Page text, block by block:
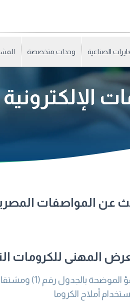
الصناعية وحدات متخصصة
الإلكترونية
عن المواصفات
المهنى للكرومات
1 / 1 تختص هذه